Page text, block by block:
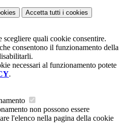
Accetta tutti i cookies
scegliere quali cookie consentire.
consentono il funzionamento della
necessari al funzionamento potete
.
non possono essere
l'elenco nella pagina della cookie